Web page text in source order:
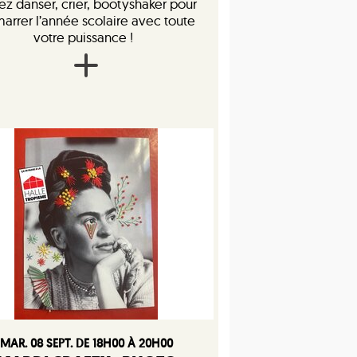
danser, crier, bootyshaker pour
l’année scolaire avec toute
votre puissance !
MAR. 08 SEPT. DE 18H00 À 20H00